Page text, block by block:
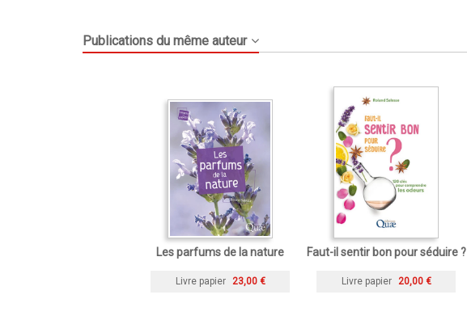
Publications du même auteur
Les parfums de la nature
Livre papier 23,00 €
Faut-il sentir bon pour séduire ?
Livre papier 20,00 €